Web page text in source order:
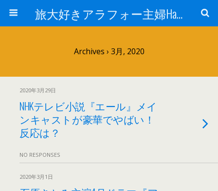
旅大好きアラフォー主婦Happy lifeの道
Archives › 3月, 2020
2020年3月29日
NHKテレビ小説『エール』メイ
ンキャストが豪華でやばい！
反応は？
NO RESPONSES
2020年3月1日